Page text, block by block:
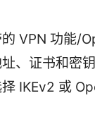
VPN 功能/
、证书和密钥
IKEv2 或